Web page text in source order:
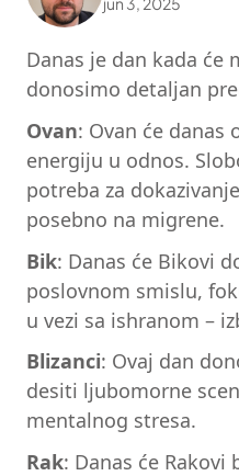
Danas je dan kada će
donosimo detaljan
Ovan: Ovan će
energiju u odnos.
potreba za
posebno na migrene.
Bik: Danas će Bikovi
poslovnom smislu,
u vezi sa ishranom –
Blizanci: Ovaj dan
desiti ljubomorne
mentalnog stresa.
Rak: Danas će